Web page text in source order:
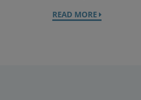
READ MORE